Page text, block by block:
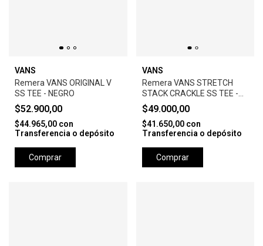
VANS
Remera VANS ORIGINAL V
SS TEE - NEGRO
$52.900,00
$44.965,00 con
Transferencia o depósito
Comprar
VANS
Remera VANS STRETCH
STACK CRACKLE SS TEE -
BLANCO
$49.000,00
$41.650,00 con
Transferencia o depósito
Comprar